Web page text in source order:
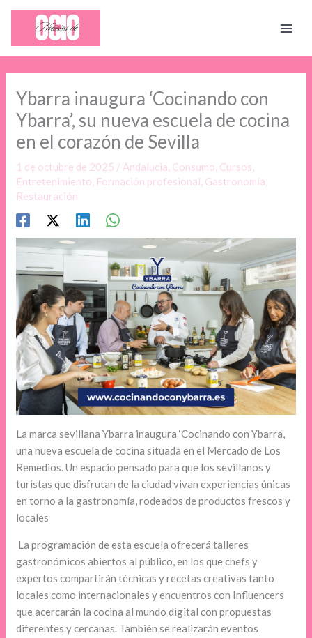
contenido
Ybarra inaugura ‘Cocinando con
Ybarra’, su nueva escuela de cocina
en el corazón de Sevilla
1 de octubre de 2025 / Andalucia, Consumo, Cursos,
Entretenimiento, Formación profesional, Gastronomía,
Restauración
La marca sevillana Ybarra inaugura ‘Cocinando con Ybarra’,
una nueva escuela de cocina situada en el Mercado de Los
Remedios. Un espacio pensado para que los sevillanos y
turistas que disfrutan de la ciudad vivan experiencias únicas
en torno a la gastronomía, rodeados de productos frescos y
locales
La programación de esta escuela ofrecerá talleres
gastronómicos abiertos al público, en los que chefs y
expertos compartirán técnicas y recetas creativas tanto
locales como internacionales y encuentros con Influencers
que acercarán la cocina al mundo digital con propuestas
diferentes y cercanas. También se realizarán eventos